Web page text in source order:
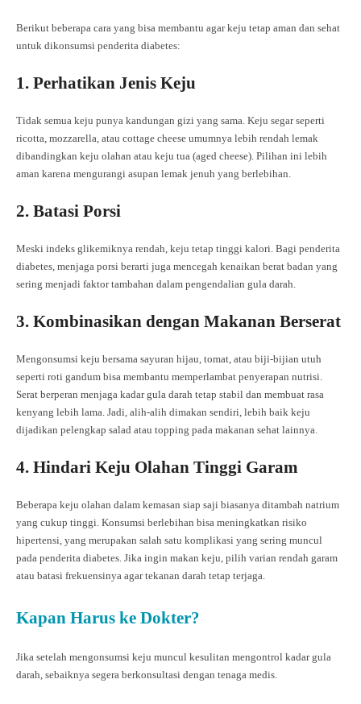
Berikut beberapa cara yang bisa membantu agar keju tetap aman dan sehat
untuk dikonsumsi penderita diabetes:
1. Perhatikan Jenis Keju
Tidak semua keju punya kandungan gizi yang sama. Keju segar seperti
ricotta, mozzarella, atau cottage cheese umumnya lebih rendah lemak
dibandingkan keju olahan atau keju tua (aged cheese). Pilihan ini lebih
aman karena mengurangi asupan lemak jenuh yang berlebihan.
2. Batasi Porsi
Meski indeks glikemiknya rendah, keju tetap tinggi kalori. Bagi penderita
diabetes, menjaga porsi berarti juga mencegah kenaikan berat badan yang
sering menjadi faktor tambahan dalam pengendalian gula darah.
3. Kombinasikan dengan Makanan Berserat
Mengonsumsi keju bersama sayuran hijau, tomat, atau biji-bijian utuh
seperti roti gandum bisa membantu memperlambat penyerapan nutrisi.
Serat berperan menjaga kadar gula darah tetap stabil dan membuat rasa
kenyang lebih lama. Jadi, alih-alih dimakan sendiri, lebih baik keju
dijadikan pelengkap salad atau topping pada makanan sehat lainnya.
4. Hindari Keju Olahan Tinggi Garam
Beberapa keju olahan dalam kemasan siap saji biasanya ditambah natrium
yang cukup tinggi. Konsumsi berlebihan bisa meningkatkan risiko
hipertensi, yang merupakan salah satu komplikasi yang sering muncul
pada penderita diabetes. Jika ingin makan keju, pilih varian rendah garam
atau batasi frekuensinya agar tekanan darah tetap terjaga.
Kapan Harus ke Dokter?
Jika setelah mengonsumsi keju muncul kesulitan mengontrol kadar gula
darah, sebaiknya segera berkonsultasi dengan tenaga medis.